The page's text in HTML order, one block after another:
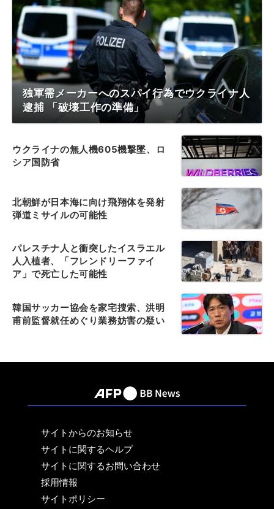
独軍需メーカーへのスパイ行為でウクライナ人
逮捕 「破壊工作の準備」
ウクライナの無人機605機撃墜、ロ
シア国防省
北朝鮮が日本海に向け飛翔体を発射
弾道ミサイルの可能性
パレスチナ人と衝突したイスラエル
人入植者、「フレンドリーファイ
ア」で死亡した可能性
韓国サッカー協会を家宅捜索、洪明
甫前監督就任めぐり業務妨害の疑い
サイトからのお知らせ
サイトに関するヘルプ
サイトに関するお問い合わせ
採用情報
サイトポリシー